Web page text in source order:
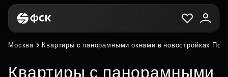
Москва Квартиры с панорамными окнами в новостройках
Квартиры с панорамными